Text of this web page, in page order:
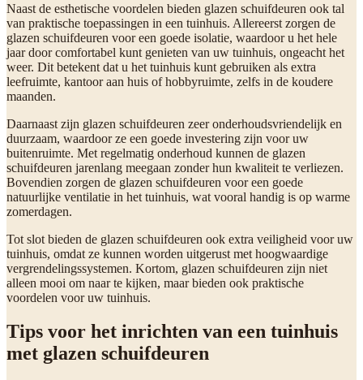
Naast de esthetische voordelen bieden glazen schuifdeuren ook tal
van praktische toepassingen in een tuinhuis. Allereerst zorgen de
glazen schuifdeuren voor een goede isolatie, waardoor u het hele
jaar door comfortabel kunt genieten van uw tuinhuis, ongeacht het
weer. Dit betekent dat u het tuinhuis kunt gebruiken als extra
leefruimte, kantoor aan huis of hobbyruimte, zelfs in de koudere
maanden.
Daarnaast zijn glazen schuifdeuren zeer onderhoudsvriendelijk en
duurzaam, waardoor ze een goede investering zijn voor uw
buitenruimte. Met regelmatig onderhoud kunnen de glazen
schuifdeuren jarenlang meegaan zonder hun kwaliteit te verliezen.
Bovendien zorgen de glazen schuifdeuren voor een goede
natuurlijke ventilatie in het tuinhuis, wat vooral handig is op warme
zomerdagen.
Tot slot bieden de glazen schuifdeuren ook extra veiligheid voor uw
tuinhuis, omdat ze kunnen worden uitgerust met hoogwaardige
vergrendelingssystemen. Kortom, glazen schuifdeuren zijn niet
alleen mooi om naar te kijken, maar bieden ook praktische
voordelen voor uw tuinhuis.
Tips voor het inrichten van een tuinhuis
met glazen schuifdeuren